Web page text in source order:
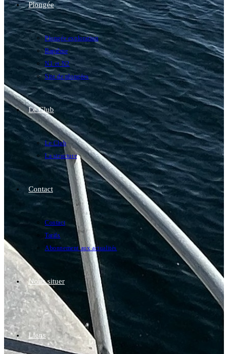
Plongée
Plongée exploration
Baptême
N1 et N2
Site de plongées
Le Club
Le Club
La structure
Contact
Contact
Tarifs
Abonnement aux actualités
Nous situer
Liens